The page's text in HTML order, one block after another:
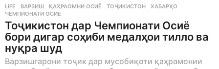
LIFE ВАРЗИШ ,ҚАҲРАОМНИ ОСИЁ ,ТОҶИКИСТОН ,ХАБАРҲО
ЧЕМПИОНАТИ ОСИЁ
Тоҷикистон дар Чемпионати Осиё
бори дигар соҳиби медалҳои тилло ва
нуқра шуд
Варзишгарони тоҷик дар мусобиқоти қаҳрамонии